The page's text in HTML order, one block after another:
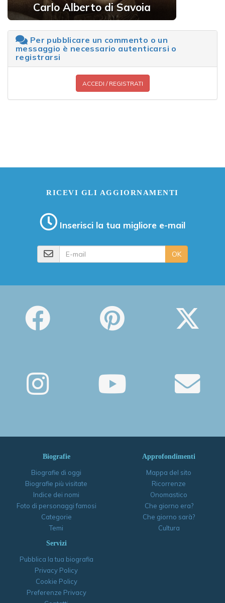
Carlo Alberto di Savoia
Per pubblicare un commento o un
messaggio è necessario autenticarsi o
registrarsi
ACCEDI / REGISTRATI
RICEVI GLI AGGIORNAMENTI
Inserisci la tua migliore e-mail
OK
Biografie
Biografie di oggi
Biografie più visitate
Indice dei nomi
Foto di personaggi famosi
Categorie
Temi
Approfondimenti
Mappa del sito
Ricorrenze
Onomastico
Che giorno era?
Che giorno sarà?
Cultura
Servizi
Pubblica la tua biografia
Privacy Policy
Cookie Policy
Preferenze Privacy